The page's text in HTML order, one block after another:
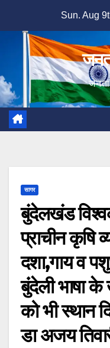
content
Sun. Aug
सागर
बुंदेलखंड
प्राचीन कृषि
दशा,गाय व
बुंंदेली भाषा के
को भी स्थान
डा अजय